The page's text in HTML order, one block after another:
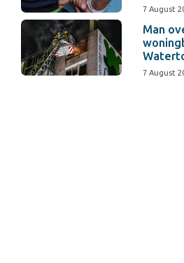
7 August
Man
7 August